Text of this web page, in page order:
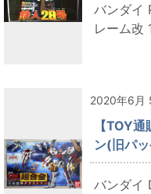
バンダイ
レーム改
2020年6月
【TOY
ン(旧パ
バンダイ